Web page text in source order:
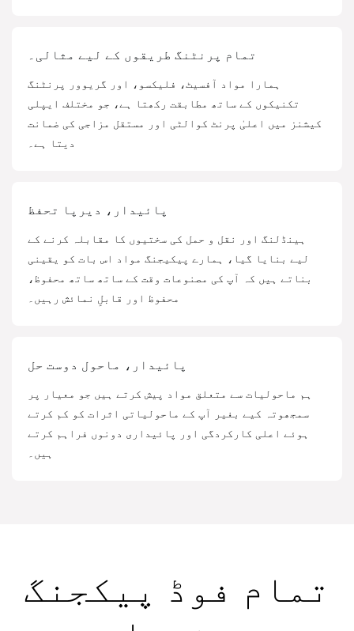
تمام پرنٹنگ طریقوں کے لیے مثالی۔
ہمارا مواد آفسیٹ، فلیکسو، اور گریوور پرنٹنگ
تکنیکوں کے ساتھ مطابقت رکھتا ہے، جو مختلف ایپلی
کیشنز میں اعلیٰ پرنٹ کوالٹی اور مستقل مزاجی کی ضمانت
دیتا ہے۔
پائیدار، دیرپا تحفظ
ہینڈلنگ اور نقل و حمل کی سختیوں کا مقابلہ کرنے کے
لیے بنایا گیا، ہمارے پیکیجنگ مواد اس بات کو یقینی
بناتے ہیں کہ آپ کی مصنوعات وقت کے ساتھ ساتھ محفوظ،
محفوظ اور قابلِ نمائش رہیں۔
پائیدار، ماحول دوست حل
ہم ماحولیات سے متعلق مواد پیش کرتے ہیں جو معیار پر
سمجھوتہ کیے بغیر آپ کے ماحولیاتی اثرات کو کم کرتے
ہوئے اعلی کارکردگی اور پائیداری دونوں فراہم کرتے
ہیں۔
تمام فوڈ پیکجنگ